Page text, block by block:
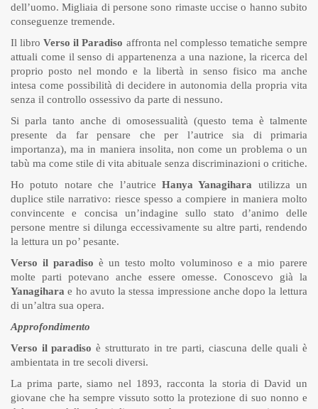
dell’uomo. Migliaia di persone sono rimaste uccise o hanno subito
conseguenze tremende.
Il libroVerso il Paradiso affronta nel complesso tematiche sempre
attuali come il senso di appartenenza a una nazione, la ricerca del
proprio posto nel mondo e la libertà in senso fisico ma anche
intesa come possibilità di decidere in autonomia della propria vita
senza il controllo ossessivo da parte di nessuno.
Si parla tanto anche di omosessualità (questo tema è talmente
presente da far pensare che per l’autrice sia di primaria
importanza), ma in maniera insolita, non come un problema o un
tabù ma come stile di vita abituale senza discriminazioni o critiche.
Ho potuto notare che l’autrice Hanya Yanagihara utilizza un
duplice stile narrativo: riesce spesso a compiere in maniera molto
convincente e concisa un’indagine sullo stato d’animo delle
persone mentre si dilunga eccessivamente su altre parti, rendendo
la lettura un po’ pesante.
Verso il paradiso è un testo molto voluminoso e a mio parere
molte parti potevano anche essere omesse. Conoscevo già la
Yanagihara e ho avuto la stessa impressione anche dopo la lettura
di un’altra sua opera.
Approfondimento
Verso il paradisoè strutturato in tre parti, ciascuna delle quali è
ambientata in tre secoli diversi.
La prima parte, siamo nel 1893, racconta la storia di David un
giovane che ha sempre vissuto sotto la protezione di suo nonno e